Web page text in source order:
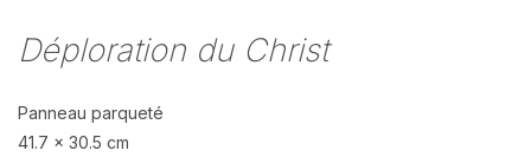
Déploration du Christ
Panneau parqueté
41.7 x 30.5 cm